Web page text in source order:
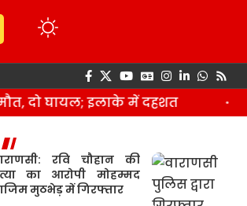
दो घायल; इलाके में दहशत
रवि चौहान की
का आरोपी मोहम्मद
मुठभेड़ में गिरफ्तार